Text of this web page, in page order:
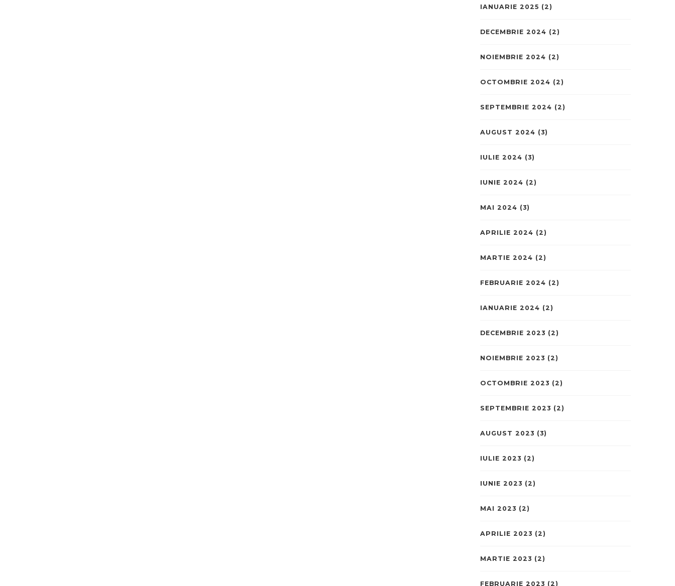
IANUARIE 2025 (2)
DECEMBRIE 2024 (2)
NOIEMBRIE 2024 (2)
OCTOMBRIE 2024 (2)
SEPTEMBRIE 2024 (2)
AUGUST 2024 (3)
IULIE 2024 (3)
IUNIE 2024 (2)
MAI 2024 (3)
APRILIE 2024 (2)
MARTIE 2024 (2)
FEBRUARIE 2024 (2)
IANUARIE 2024 (2)
DECEMBRIE 2023 (2)
NOIEMBRIE 2023 (2)
OCTOMBRIE 2023 (2)
SEPTEMBRIE 2023 (2)
AUGUST 2023 (3)
IULIE 2023 (2)
IUNIE 2023 (2)
MAI 2023 (2)
APRILIE 2023 (2)
MARTIE 2023 (2)
FEBRUARIE 2023 (2)